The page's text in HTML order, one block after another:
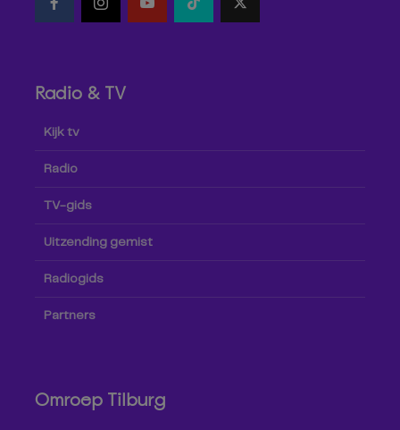
Radio & TV
Kijk tv
Radio
TV-gids
Uitzending gemist
Radiogids
Partners
Omroep Tilburg